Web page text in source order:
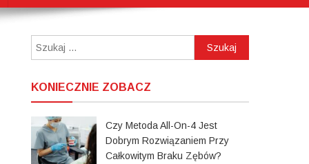
Szukaj:
KONIECZNIE ZOBACZ
Czy Metoda All-On-4 Jest
Dobrym Rozwiązaniem Przy
Całkowitym Braku Zębów?